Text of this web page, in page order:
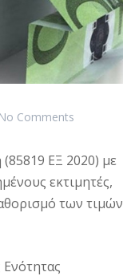
No Comments
ΕΞ 2020) με
εκτιμητές,
των τιμών
Ενότητας